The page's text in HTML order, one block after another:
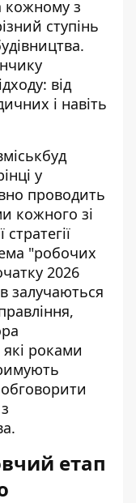
кожному з
ступінь
від
і навіть
у
проводить
кожного зі
"робочих
2026
залучаються
роками
етап